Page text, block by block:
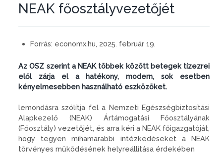
NEAK főosztályvezetőjét
Forrás: economx.hu, 2025. február 19.
Az OSZ szerint a NEAK többek között betegek tízezrei
elől zárja el a hatékony, modern, sok esetben
kényelmesebben használható eszközöket.
lemondásra szólítja fel a Nemzeti Egészségbiztosítási
Alapkezelő (NEAK) Ártámogatási Főosztályának
(Főosztály) vezetőjét, és arra kéri a NEAK főigazgatóját,
hogy tegyen mihamarabbi intézkedéseket a NEAK
törvényes működésének helyreállítása érdekében